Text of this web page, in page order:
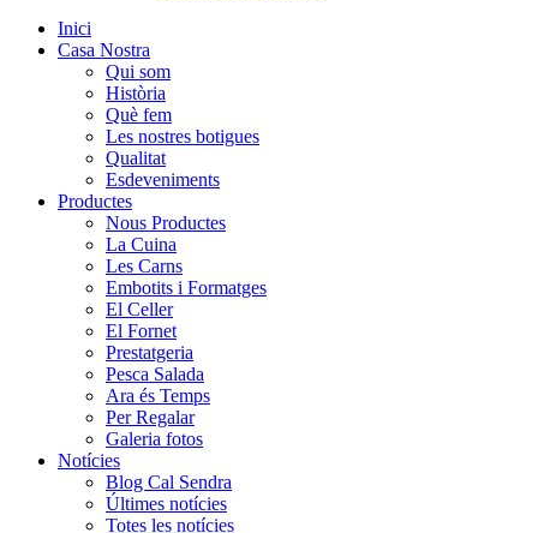
Inici
Casa Nostra
Qui som
Història
Què fem
Les nostres botigues
Qualitat
Esdeveniments
Productes
Nous Productes
La Cuina
Les Carns
Embotits i Formatges
El Celler
El Fornet
Prestatgeria
Pesca Salada
Ara és Temps
Per Regalar
Galeria fotos
Notícies
Blog Cal Sendra
Últimes notícies
Totes les notícies